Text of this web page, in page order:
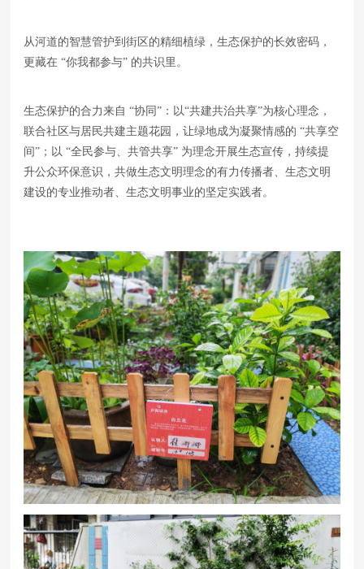
从河道的智慧管护到街区的精细植绿，生态保护的长效密码，
更藏在 “你我都参与” 的共识里。
生态保护的合力来自 “协同”：以“共建共治共享”为核心理念，
联合社区与居民共建主题花园，让绿地成为凝聚情感的 “共享空
间”；以 “全民参与、共管共享” 为理念开展生态宣传，持续提
升公众环保意识，共做生态文明理念的有力传播者、生态文明
建设的专业推动者、生态文明事业的坚定实践者。